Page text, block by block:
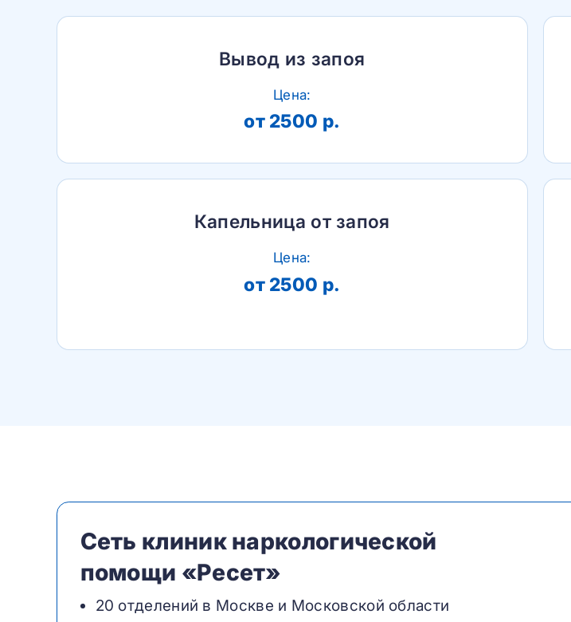
Вывод из запоя
Цена:
от 2500 р.
Капельница от запоя
Цена:
от 2500 р.
Сеть клиник наркологической
помощи «Ресет»
20 отделений в Москве и Московской области